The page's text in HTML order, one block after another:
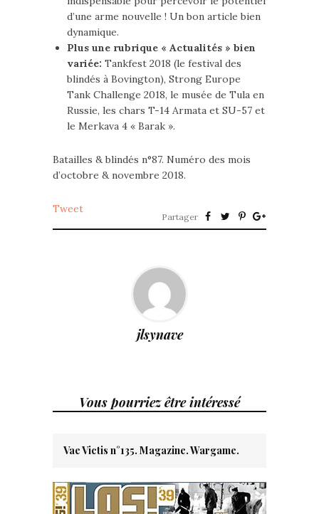
d’une arme nouvelle ! Un bon article bien
dynamique.
Plus une rubrique « Actualités » bien
variée: Tankfest 2018 (le festival des
blindés à Bovington), Strong Europe
Tank Challenge 2018, le musée de Tula en
Russie, les chars T-14 Armata et SU-57 et
le Merkava 4 « Barak ».
Batailles & blindés n°87. Numéro des mois
d’octobre & novembre 2018.
Tweet
Partager
jlsynave
Vous pourriez être intéressé
Vae Victis n°135. Magazine. Wargame.